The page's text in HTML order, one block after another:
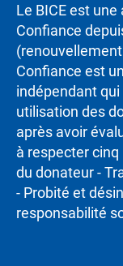
Le BICE est
Confiance
Confiance est
indépendant
utilisation des
après avoir
à respecter
du donateur -
- Probité et
responsabilité